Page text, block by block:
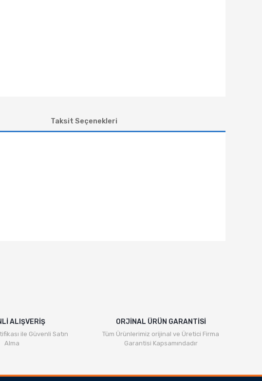
Taksit Seçenekleri
ALIŞVERİŞ
ile Güvenli Satın
Alma
ORJİNAL ÜRÜN GARANTİSİ
Tüm Ürünlerimiz orijinal ve Üretici Firma
Garantisi Kapsamındadır